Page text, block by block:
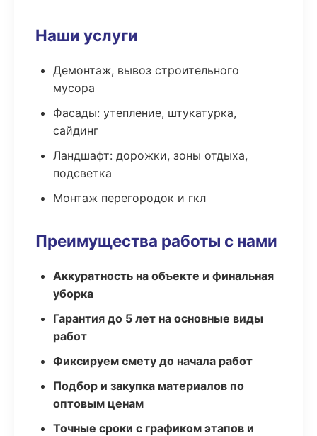
Наши услуги
Демонтаж, вывоз строительного
мусора
Фасады: утепление, штукатурка,
сайдинг
Ландшафт: дорожки, зоны отдыха,
подсветка
Монтаж перегородок и гкл
Преимущества работы с нами
Аккуратность на объекте и финальная
уборка
Гарантия до 5 лет на основные виды
работ
Фиксируем смету до начала работ
Подбор и закупка материалов по
оптовым ценам
Точные сроки с графиком этапов и